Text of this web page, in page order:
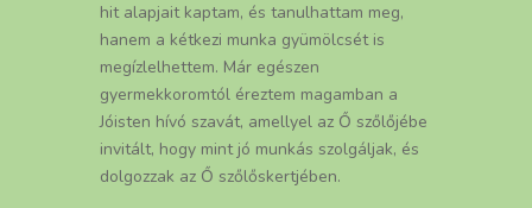
hit alapjait kaptam, és tanulhattam meg,
hanem a kétkezi munka gyümölcsét is
megízlelhettem. Már egészen
gyermekkoromtól éreztem magamban a
Jóisten hívó szavát, amellyel az Ő szőlőjébe
invitált, hogy mint jó munkás szolgáljak, és
dolgozzak az Ő szőlőskertjében.